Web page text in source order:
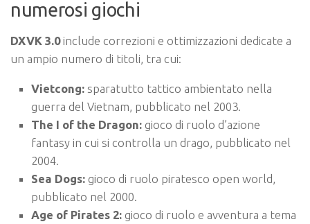
numerosi giochi
DXVK 3.0include correzioni e ottimizzazioni dedicate a
un ampio numero di titoli, tra cui:
Vietcong: sparatutto tattico ambientato nella
guerra del Vietnam, pubblicato nel 2003.
The I of the Dragon: gioco di ruolo d’azione
fantasy in cui si controlla un drago, pubblicato nel
2004.
Sea Dogs: gioco di ruolo piratesco open world,
pubblicato nel 2000.
Age of Pirates 2: gioco di ruolo e avventura a tema